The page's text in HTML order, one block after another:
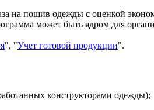
на пошив одежды с оценкой
может быть ядром для
", "Учет готовой продукции".
конструкторами одежды);